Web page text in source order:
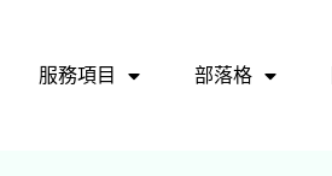
服務項目 部落格